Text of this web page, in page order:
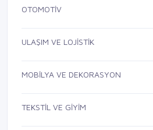
OTOMOTİV
ULAŞIM VE LOJİSTİK
MOBİLYA VE DEKORASYON
TEKSTİL VE GİYİM